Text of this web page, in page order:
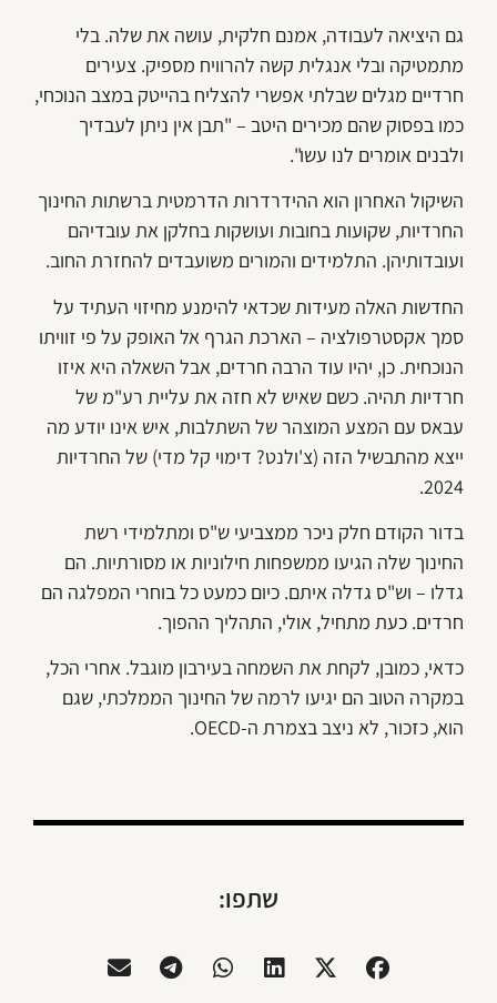
גם היציאה לעבודה, אמנם חלקית, עושה את שלה. בלי
מתמטיקה ובלי אנגלית קשה להרוויח מספיק. צעירים
חרדיים מגלים שבלתי אפשרי להצליח בהייטק במצב הנוכחי,
כמו בפסוק שהם מכירים היטב – "תבן אין ניתן לעבדיך
ולבנים אומרים לנו עשו".
השיקול האחרון הוא ההידרדרות הדרמטית ברשתות החינוך
החרדיות, שקועות בחובות ועושקות בחלקן את עובדיהם
ועובדותיהן. התלמידים והמורים משועבדים להחזרת החוב.
החדשות האלה מעידות שכדאי להימנע מחיזוי העתיד על
סמך אקסטרפולציה – הארכת הגרף אל האופק על פי זוויתו
הנוכחית. כן, יהיו עוד הרבה חרדים, אבל השאלה היא איזו
חרדיות תהיה. כשם שאיש לא חזה את עליית רע"מ של
עבאס עם המצע המוצהר של השתלבות, איש אינו יודע מה
ייצא מהתבשיל הזה (צ'ולנט? דימוי קל מדי) של החרדיות
2024.
בדור הקודם חלק ניכר ממצביעי ש"ס ומתלמידי רשת
החינוך שלה הגיעו ממשפחות חילוניות או מסורתיות. הם
גדלו – וש"ס גדלה איתם. כיום כמעט כל בוחרי המפלגה הם
חרדים. כעת מתחיל, אולי, התהליך ההפוך.
כדאי, כמובן, לקחת את השמחה בעירבון מוגבל. אחרי הכל,
במקרה הטוב הם יגיעו לרמה של החינוך הממלכתי, שגם
הוא, כזכור, לא ניצב בצמרת ה-OECD.
שתפו: